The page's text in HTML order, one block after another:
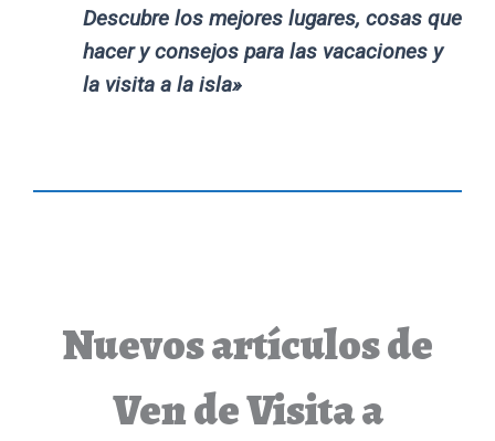
Descubre los mejores lugares, cosas que
hacer y consejos para las vacaciones y
la visita a la isla»
Nuevos artículos de
Ven de Visita a